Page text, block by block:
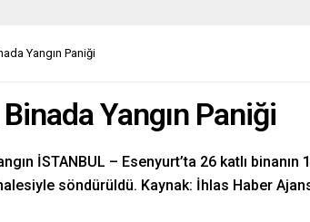
Yangın Paniği
Yangın Paniği
İSTANBUL – Esenyurt’ta 26 katlı binanın
söndürüldü. Kaynak: İhlas Haber